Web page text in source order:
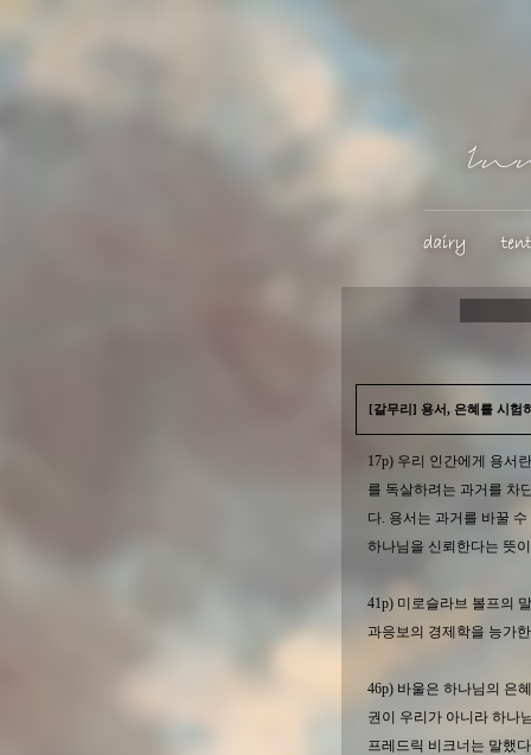
[갈무리] 용서, 은혜를 시험
17p) 우리 인간에게 용서
를 독살하려는 과거를 차
다. 용서는 과거를 바꿀
하나님을 신뢰한다는 뜻
41p) 미로슬라브 볼프의
과응보의 경제학을 능가
46p) 바울은 하나님의 은
권이 우리가 아니라 하나
프레드릭 비크너는 말했